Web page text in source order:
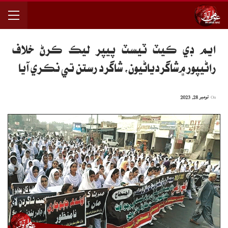
ايم ڊي ڪيٽ ٽيسٽ پيپر ليڪ ڪرڻ خلاف
راڻيپور ۾شاگردياڻيون، شاگرد رستن تي نڪري آيا